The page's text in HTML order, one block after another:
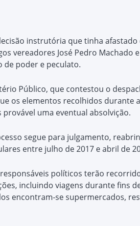
instrutória que tinha
vereadores José Pedro
de poder e peculato.
Público, que contestou o
os elementos recolhidos durante
uma eventual absolvição.
segue para julgamento,
entre julho de 2017 e abril de
políticos terão
incluindo viagens durante fins
encontram-se supermercados,